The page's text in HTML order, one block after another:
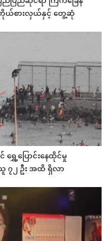
ကိုယ်စားလှယ်နှင့် တွေ့ဆုံ
ေ့ပြောင်းနေထိုင်မှု
၇၂ ဦး အထိ ရှိလာ